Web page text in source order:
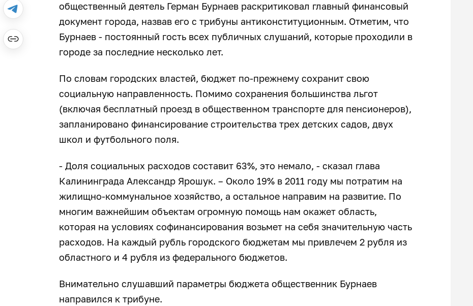
общественный деятель Герман Бурнаев раскритиковал главный финансовый
документ города, назвав его с трибуны антиконституционным. Отметим, что
Бурнаев - постоянный гость всех публичных слушаний, которые проходили в
городе за последние несколько лет.
По словам городских властей, бюджет по-прежнему сохранит свою
социальную направленность. Помимо сохранения большинства льгот
(включая бесплатный проезд в общественном транспорте для пенсионеров),
запланировано финансирование строительства трех детских садов, двух
школ и футбольного поля.
- Доля социальных расходов составит 63%, это немало, - сказал глава
Калининграда Александр Ярошук. – Около 19% в 2011 году мы потратим на
жилищно-коммунальное хозяйство, а остальное направим на развитие. По
многим важнейшим объектам огромную помощь нам окажет область,
которая на условиях софинансирования возьмет на себя значительную часть
расходов. На каждый рубль городского бюджетам мы привлечем 2 рубля из
областного и 4 рубля из федерального бюджетов.
Внимательно слушавший параметры бюджета общественник Бурнаев
направился к трибуне.